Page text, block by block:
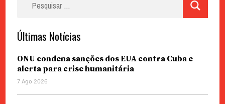
Últimas Notícias
ONU condena sanções dos EUA contra Cuba e
alerta para crise humanitária
7 Ago 2026